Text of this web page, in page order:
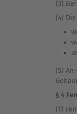
(3)
(4)
(5)
§ 4
(1)